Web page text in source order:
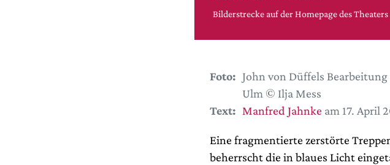
Bilderstrecke auf der Homepage des Theaters
Foto: John von Düffels
Ulm © Ilja Mess
Text: Manfred Jahnke am 17. April
Eine fragmentierte zerstörte
beherrscht die in blaues Licht